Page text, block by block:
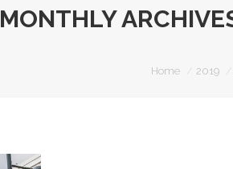
MONTHLY
You are
Home 2019